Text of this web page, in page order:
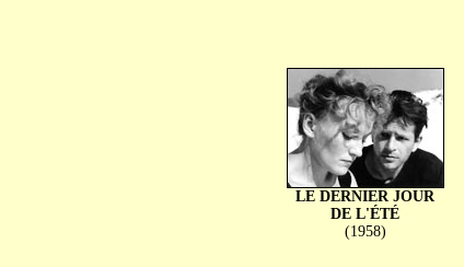
LE DERNIER JOUR
DE L'ÉTÉ
(1958)